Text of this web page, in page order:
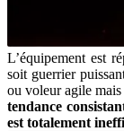
L’équipement est
soit guerrier
ou voleur agile
tendance
est totalement